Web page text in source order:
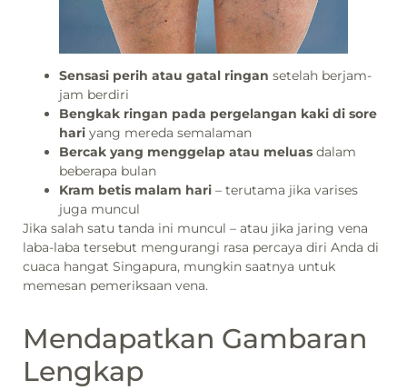
Sensasi perih atau gatal ringan setelah berjam-
jam berdiri
Bengkak ringan pada pergelangan kaki di sore
hari yang mereda semalaman
Bercak yang menggelap atau meluas dalam
beberapa bulan
Kram betis malam hari – terutama jika varises
juga muncul
Jika salah satu tanda ini muncul – atau jika jaring vena
laba-laba tersebut mengurangi rasa percaya diri Anda di
cuaca hangat Singapura, mungkin saatnya untuk
memesan pemeriksaan vena.
Mendapatkan Gambaran
Lengkap